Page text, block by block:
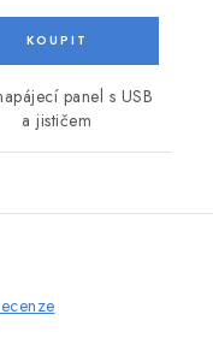
panel s USB
a jističem